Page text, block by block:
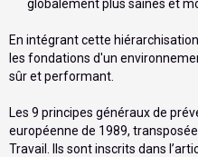
globalement plus saines et
En intégrant cette
les fondations d'un
sûr et performant.
Les 9 principes généraux de
européenne de 1989,
Travail. Ils sont inscrits dans